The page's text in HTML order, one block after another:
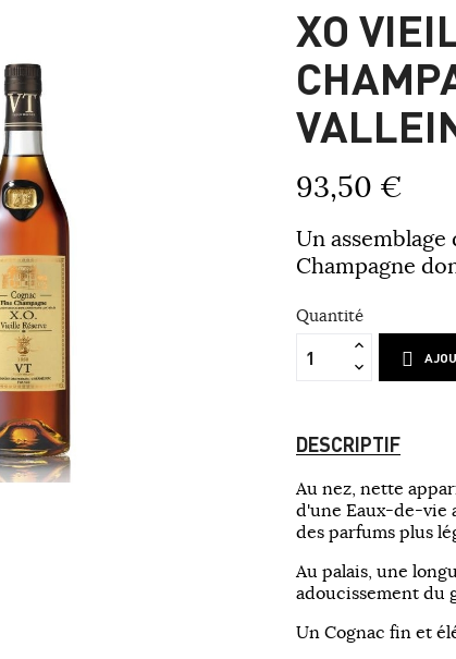
XO
93,50 €
Un
Champagne
Quantité
DESCRIPTIF
Au nez, nette
d'une Eaux-de-vie
des parfums plus
Au palais, une
adoucissement du
Un Cognac fin et